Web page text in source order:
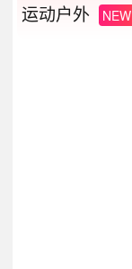
运动户外 NEW